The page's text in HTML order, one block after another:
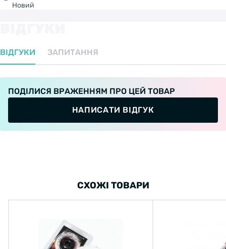
Новий
ВІДГУКИ ЗАПИТАННЯ
ПОДІЛИСЯ ВРАЖЕННЯМ ПРО ЦЕЙ ТОВАР
НАПИСАТИ ВІДГУК
СХОЖІ ТОВАРИ